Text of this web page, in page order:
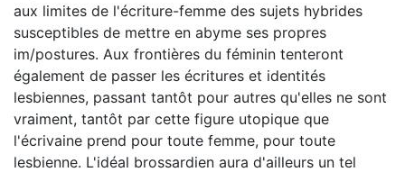
aux limites de l'écriture-femme des sujets hybrides
susceptibles de mettre en abyme ses propres
im/postures. Aux frontières du féminin tenteront
également de passer les écritures et identités
lesbiennes, passant tantôt pour autres qu'elles ne sont
vraiment, tantôt par cette figure utopique que
l'écrivaine prend pour toute femme, pour toute
lesbienne. L'idéal brossardien aura d'ailleurs un tel